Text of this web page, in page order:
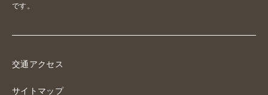
です。
交通アクセス
サイトマップ